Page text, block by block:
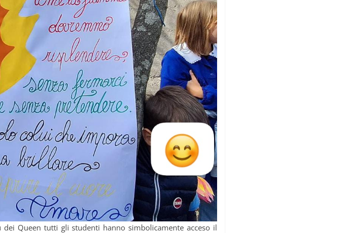
Queen tutti gli studenti hanno simbolicamente acceso il